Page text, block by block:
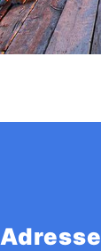
Adresse